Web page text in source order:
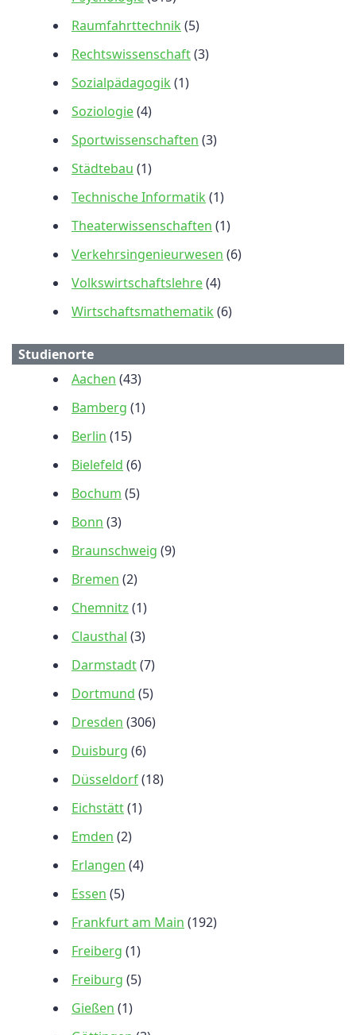
Raumfahrttechnik (5)
Rechtswissenschaft(3)
Sozialpädagogik (1)
Soziologie(4)
Sportwissenschaften (3)
Städtebau (1)
Technische Informatik (1)
Theaterwissenschaften (1)
Verkehrsingenieurwesen (6)
Volkswirtschaftslehre(4)
Wirtschaftsmathematik (6)
Studienorte
Aachen (43)
Bamberg (1)
Berlin (15)
Bielefeld (6)
Bochum (5)
Bonn (3)
Braunschweig (9)
Bremen (2)
Chemnitz (1)
Clausthal (3)
Darmstadt(7)
Dortmund (5)
Dresden (306)
Duisburg (6)
Düsseldorf(18)
Eichstätt(1)
Emden (2)
Erlangen (4)
Essen (5)
Frankfurt am Main (192)
Freiberg (1)
Freiburg (5)
Gießen (1)